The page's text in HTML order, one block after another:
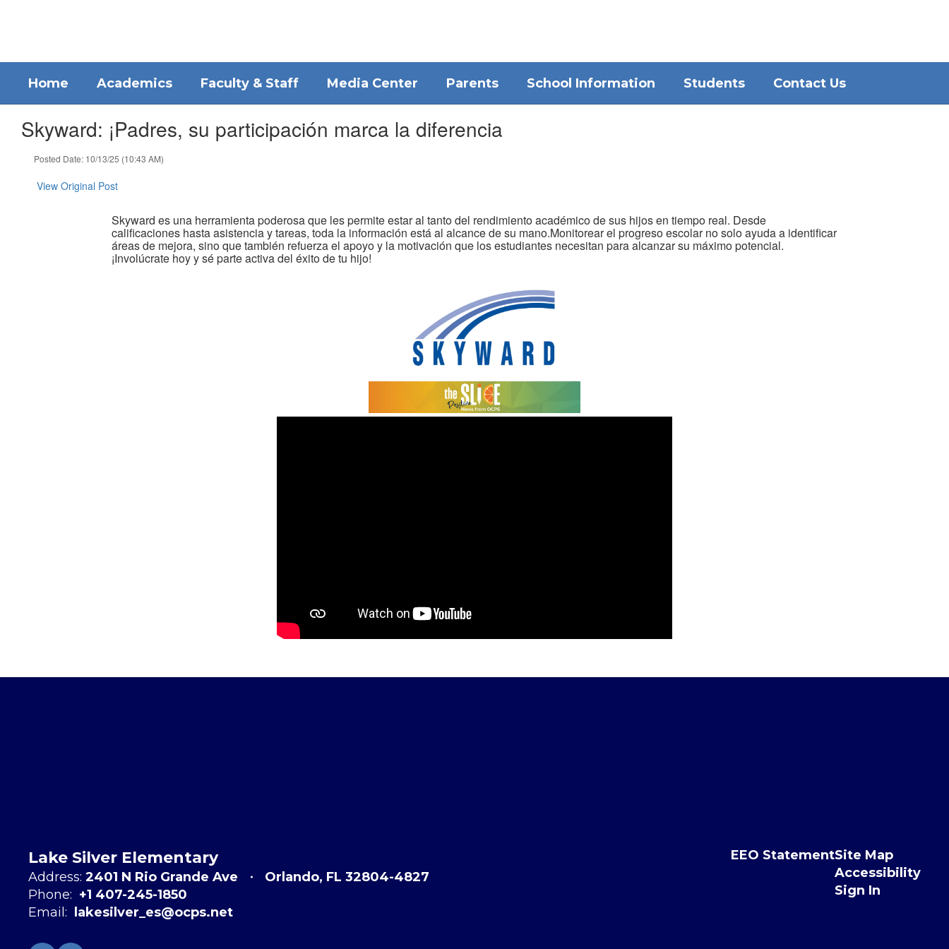
Home Academics Faculty & Staff Media Center Parents School Information Students Contact Us
Skyward: ¡Padres, su participación marca la diferencia
Posted Date: 10/13/25 (10:43 AM)
View Original Post
Skyward es una herramienta poderosa que les permite estar al tanto del rendimiento académico de sus hijos en tiempo real. Desde
calificaciones hasta asistencia y tareas, toda la información está al alcance de su mano.Monitorear el progreso escolar no solo ayuda a identificar
áreas de mejora, sino que también refuerza el apoyo y la motivación que los estudiantes necesitan para alcanzar su máximo potencial.
¡Involúcrate hoy y sé parte activa del éxito de tu hijo!
Lake Silver Elementary
Address: 2401 N Rio Grande Ave
Orlando, FL 32804-4827
Phone: +1 407-245-1850
Email:
lakesilver_es@ocps.net
EEO StatementSite Map
Accessibility
Sign In